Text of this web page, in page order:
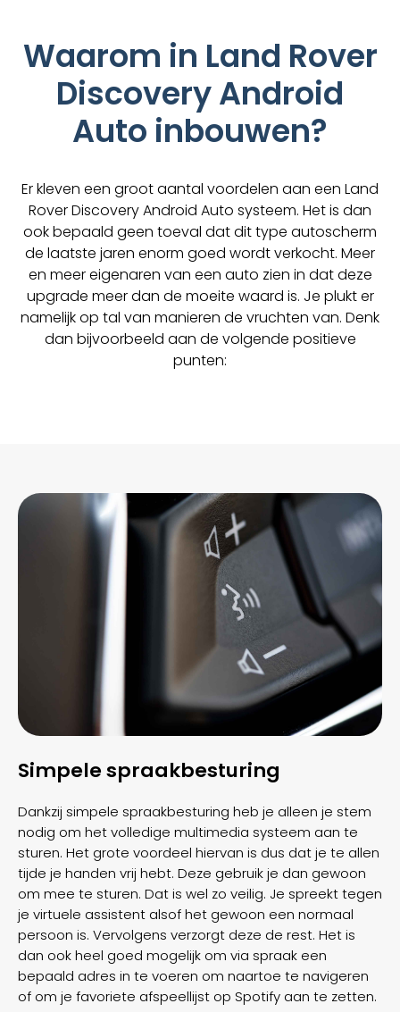
Waarom in Land Rover
Discovery Android
Auto inbouwen?
Er kleven een groot aantal voordelen aan een Land
Rover Discovery Android Auto systeem. Het is dan
ook bepaald geen toeval dat dit type autoscherm
de laatste jaren enorm goed wordt verkocht. Meer
en meer eigenaren van een auto zien in dat deze
upgrade meer dan de moeite waard is. Je plukt er
namelijk op tal van manieren de vruchten van. Denk
dan bijvoorbeeld aan de volgende positieve
punten:
Simpele spraakbesturing
Dankzij simpele spraakbesturing heb je alleen je stem
nodig om het volledige multimedia systeem aan te
sturen. Het grote voordeel hiervan is dus dat je te allen
tijde je handen vrij hebt. Deze gebruik je dan gewoon
om mee te sturen. Dat is wel zo veilig. Je spreekt tegen
je virtuele assistent alsof het gewoon een normaal
persoon is. Vervolgens verzorgt deze de rest. Het is
dan ook heel goed mogelijk om via spraak een
bepaald adres in te voeren om naartoe te navigeren
of om je favoriete afspeellijst op Spotify aan te zetten.